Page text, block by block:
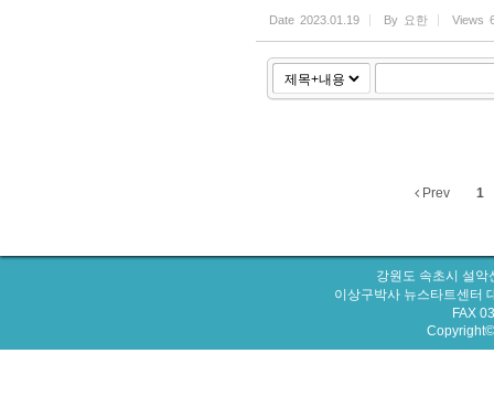
Date 2023.01.19 By 요한 Views
Prev 1
강원도 속초시 설
이상구박사 뉴스타트센터
FAX